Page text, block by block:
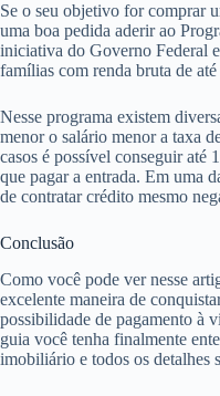
Se o seu objetivo for comprar
uma boa pedida aderir ao
iniciativa do Governo Federal
famílias com renda bruta de
Nesse programa existem
menor o salário menor a taxa
casos é possível conseguir até
que pagar a entrada. Em uma
de contratar crédito mesmo
Conclusão
Como você pode ver nesse
excelente maneira de
possibilidade de pagamento à
guia você tenha finalmente
imobiliário e todos os detalhes